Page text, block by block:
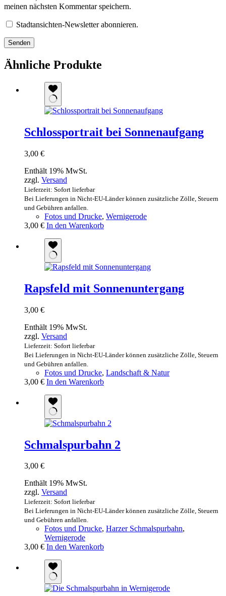
meinen nächsten Kommentar speichern.
Stadtansichten-Newsletter abonnieren.
Senden
Ähnliche Produkte
Schlossportrait bei Sonnenaufgang
3,00 €
Enthält 19% MwSt.
zzgl. Versand
Lieferzeit: Sofort lieferbar
Bei Lieferungen in Nicht-EU-Länder können zusätzliche Zölle, Steuern
und Gebühren anfallen.
Fotos und Drucke, Wernigerode
3,00 € In den Warenkorb
Rapsfeld mit Sonnenuntergang
3,00 €
Enthält 19% MwSt.
zzgl. Versand
Lieferzeit: Sofort lieferbar
Bei Lieferungen in Nicht-EU-Länder können zusätzliche Zölle, Steuern
und Gebühren anfallen.
Fotos und Drucke, Landschaft & Natur
3,00 € In den Warenkorb
Schmalspurbahn 2
3,00 €
Enthält 19% MwSt.
zzgl. Versand
Lieferzeit: Sofort lieferbar
Bei Lieferungen in Nicht-EU-Länder können zusätzliche Zölle, Steuern
und Gebühren anfallen.
Fotos und Drucke, Harzer Schmalspurbahn,
Wernigerode
3,00 € In den Warenkorb